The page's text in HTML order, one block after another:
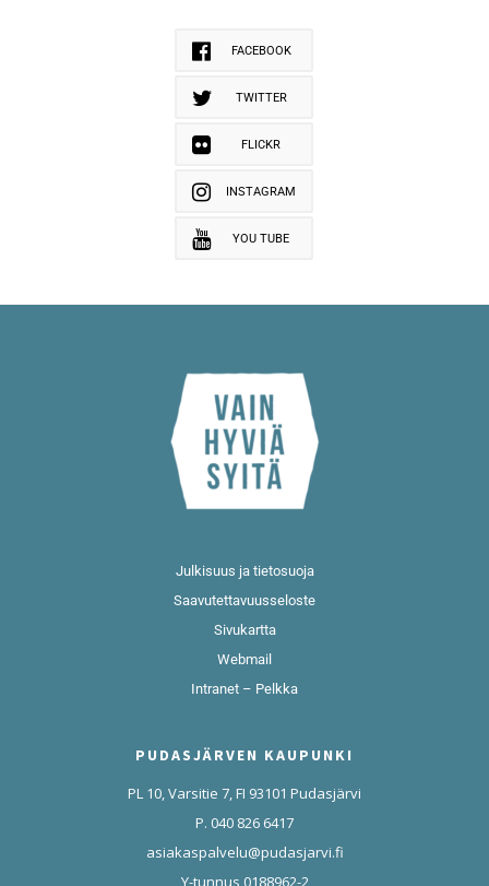
FACEBOOK
TWITTER
FLICKR
INSTAGRAM
YOU TUBE
Julkisuus ja tietosuoja
Saavutettavuusseloste
Sivukartta
Webmail
Intranet – Pelkka
PUDASJÄRVEN KAUPUNKI
PL 10, Varsitie 7, FI 93101 Pudasjärvi
P. 040 826 6417
asiakaspalvelu@pudasjarvi.fi
Y-tunnus 0188962-2